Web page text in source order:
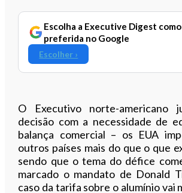
Escolha a Executive Digest
preferida no Google
Escolher ›
O Executivo norte-americano
decisão com a necessidade de
balança comercial – os EUA
outros países mais do que o que
sendo que o tema do défice
marcado o mandato de Donald
caso da tarifa sobre o alumínio vai